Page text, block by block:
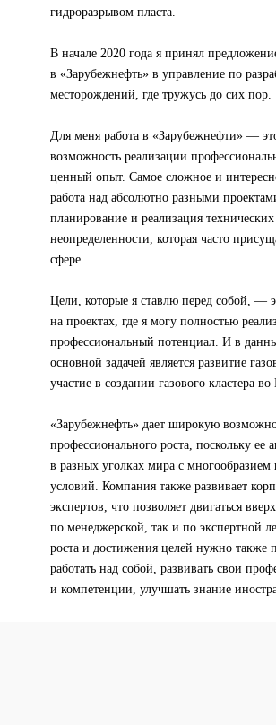
гидроразрывом пласта.
В начале 2020 года я принял
в «Зарубежнефть» в управление по
месторождений, где тружусь до сих пор.
Для меня работа в «Зарубежнефти» —
возможность реализации
ценный опыт. Самое сложное и
работа над абсолютно разными
планирование и реализация
неопределенности, которая часто
сфере.
Цели, которые я ставлю перед собой, —
на проектах, где я могу полностью
профессиональный потенциал. И в
основной задачей является развитие
участие в создании газового кластера во
«Зарубежнефть» дает широкую
профессионального роста, поскольку ее
в разных уголках мира с многообразием
условий. Компания также развивает
экспертов, что позволяет двигаться
по менеджерской, так и по экспертной
роста и достижения целей нужно также
работать над собой, развивать свои
и компетенции, улучшать знание